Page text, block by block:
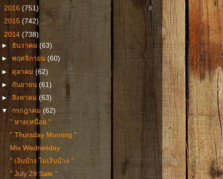
2016 (751)
2015 (742)
2014 (738)
► ธันวาคม(63)
►พฤศจิกายน(60)
► ตุลาคม(62)
► กันยายน(61)
►สิงหาคม(63)
▼ กรกฎาคม(62)
" หายเหนื่อย "
" Thursday Morning "
Mix Wednesday
" เงิบบ้าง ไม่เงิบบ้าง "
" July 29 Sale "